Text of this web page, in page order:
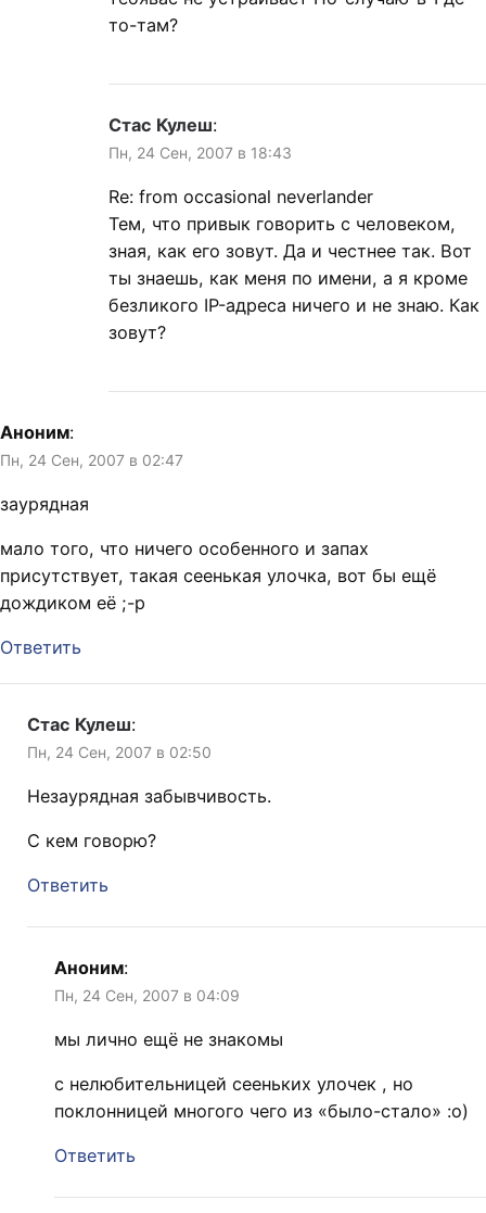
то-там?
Стас Кулеш:
Пн, 24 Сен, 2007 в 18:43
Re: from occasional neverlander
Тем, что привык говорить с человеком,
зная, как его зовут. Да и честнее так. Вот
ты знаешь, как меня по имени, а я кроме
безликого IP-адреса ничего и не знаю. Как
зовут?
Аноним:
Пн, 24 Сен, 2007 в 02:47
заурядная
мало того, что ничего особенного и запах
присутствует, такая сеенькая улочка, вот бы ещё
дождиком её ;-р
Ответить
Стас Кулеш:
Пн, 24 Сен, 2007 в 02:50
Незаурядная забывчивость.
С кем говорю?
Ответить
Аноним:
Пн, 24 Сен, 2007 в 04:09
мы лично ещё не знакомы
с нелюбительницей сееньких улочек , но
поклонницей многого чего из «было-стало» :о)
Ответить